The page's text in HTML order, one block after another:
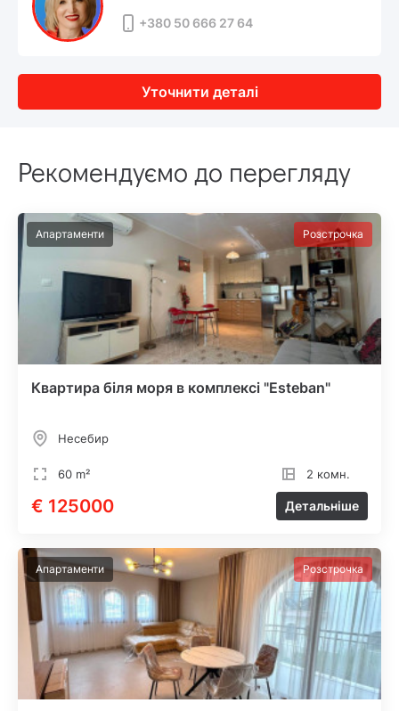
+380 50 666 27 64
Уточнити деталі
Рекомендуємо до перегляду
Апартаменти Розстрочка
Квартира біля моря в комплексі "Esteban"
Несебир
60 m² 2 комн.
€ 125000 Детальніше
Апартаменти Розстрочка